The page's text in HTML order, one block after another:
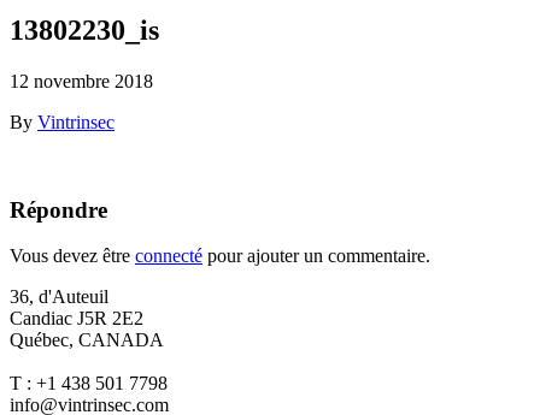
13802230_is
12 novembre 2018
By Vintrinsec
Répondre
Vous devez être connecté pour ajouter un commentaire.
36, d'Auteuil
Candiac J5R 2E2
Québec, CANADA
T : +1 438 501 7798
info@vintrinsec.com